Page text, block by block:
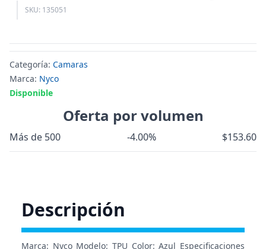
SKU: 135051
Categoría: Camaras
Marca: Nyco
Disponible
Oferta por volumen
Más de 500 -4.00% $153.60
Descripción
Marca: Nyco Modelo: TPU Color: Azul Especificaciones